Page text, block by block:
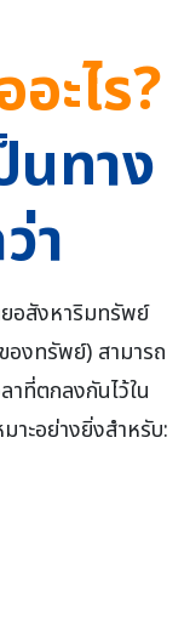
ะไร?
นทาง
า
อสังหาริมทรัพย์
องทรัพย์) สามารถ
าที่ตกลงกันไว้ใน
าะอย่างยิ่งสำหรับ: